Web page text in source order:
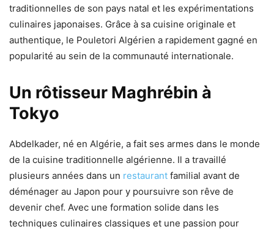
traditionnelles de son pays natal et les expérimentations
culinaires japonaises. Grâce à sa cuisine originale et
authentique, le Pouletori Algérien a rapidement gagné en
popularité au sein de la communauté internationale.
Un rôtisseur Maghrébin à
Tokyo
Abdelkader, né en Algérie, a fait ses armes dans le monde
de la cuisine traditionnelle algérienne. Il a travaillé
plusieurs années dans un restaurant familial avant de
déménager au Japon pour y poursuivre son rêve de
devenir chef. Avec une formation solide dans les
techniques culinaires classiques et une passion pour